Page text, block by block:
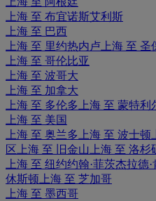
上海 至 布宜诺斯艾利斯
上海 至 巴西
上海 至 里约热内卢 上海 至 圣
上海 至 哥伦比亚
上海 至 波哥大
上海 至 加拿大
上海 至 多伦多 上海 至 蒙特利
上海 至 美国
上海 至 奥兰多 上海 至 波士顿
区 上海 至 旧金山 上海 至 洛杉
上海 至 纽约约翰·菲茨杰拉德·
休斯顿 上海 至 芝加哥
上海 至 墨西哥